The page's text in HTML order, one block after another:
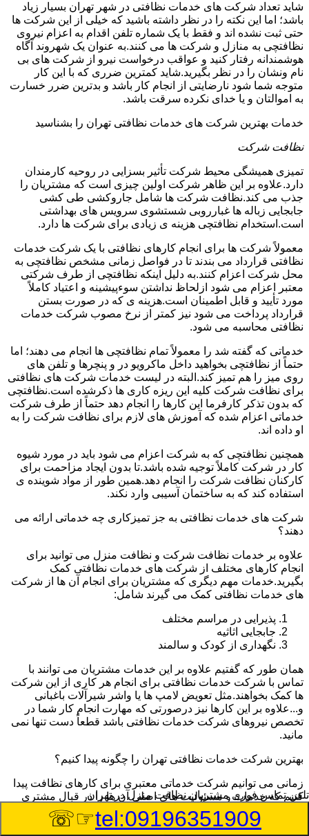
شاید تعداد شرکت های خدمات نظافتی در شهر تهران بسیار زیاد
باشد؛ اما این نکته را در نظر داشته باشید که خیلی از این شرکت ها
حتی ثبت نشده اند و فقط با یک شماره تلفن اقدام به اعزام نیروی
نظافتچی به منازل و شرکت ها می کنند.به عنوان یک شهروند آگاه
هوشمندانه رفتار کنید و عواقب درخواست نیرو از شرکت های بی
نام ونشان را در نظر بگیرید.شاید کمترین ضرری که با این کار
متوجه شما شود نارضایتی از انجام کار باشد و بدترین ضرر خسارت
به اموالتان و یا خدای نکرده سرقت باشد.
خدمات بهترین شرکت های خدمات نظافتی تهران را بشناسید
نظافت شرکت
تمیزی همیشگی محیط شرکت تأثیر بسزایی در روحیه کارمندان
دارد.علاوه بر این ظاهر شرکت اولین چیزی است که مشتریان را
جذب می کند.نظافت شرکت ها شامل جاروکشی طی کشی
جابجایی زباله ها غبارروبی شستشوی سرویس های بهداشتی
است.استخدام نظافتچی هزینه ی زیادی برای شرکت ها دارد.
معمولاً شرکت ها برای انجام کارهای نظافتی با یک شرکت خدمات
نظافتی قرارداد می بندند تا در فواصل زمانی مشخص نظافتچی به
محل شرکت اعزام کنند.به دلیل اینکه نظافتچی از طرف شرکتی
معتبر اعزام می شود ازلحاظ نداشتن سوءپیشینه و اعتیاد کاملاً
مورد تأیید و قابل اطمینان است.هزینه ی که در صورت بستن
قرارداد پرداخت می شود نیز کمتر از نرخ مصوب شرکت خدمات
نظافتی محاسبه می شود.
خدماتی که گفته شد را معمولاً تمام نظافتچی ها انجام می دهند؛ اما
حتماً از نظافتچی بخواهید داخل ماکرویو در و پنچرها و تلفن های
روی میز را هم تمیز کند.البته در لیست خدمات شرکت های نظافتی
برای نظافت شرکت کلیه این ریزه کاری ها ذکرشده است.نظافتچی
که بدون تذکر کارفرما این کارها را انجام دهد حتماً از طرف شرکت
خدماتی اعزام شده که آموزش های لازم برای نظافت شرکت را به
او داده اند.
همچنین نظافتچی که به شرکت اعزام می شود باید در مورد شیوه
کار در شرکت کاملاً توجیه شده باشد.تا بدون ایجاد مزاحمت برای
کارکنان نظافت شرکت را انجام دهد.همین طور از مواد شوینده ی
استفاده کند که به ساختمان آسیبی وارد نکند.
شرکت های خدمات نظافتی به جز تمیزکاری چه خدماتی ارائه می
دهند؟
علاوه بر خدمات نظافت شرکت و نظافت منزل می توانید برای
انجام کارهای مختلف از شرکت های خدمات نظافتی کمک
بگیرید.خدمات مهم دیگری که مشتریان برای انجام آن ها از شرکت
های خدمات نظافتی کمک می گیرند شامل:
پذیرایی در مراسم مختلف
جابجایی اثاثیه
نگهداری از کودک و سالمند
همان طور که گفتیم علاوه بر این خدمات مشتریان می توانند با
تماس با شرکت خدمات نظافتی برای انجام هر کاری از این شرکت
ها کمک بخواهند.مثل تعویض لامپ ها یا واشر شیرآلات باغبانی
و...علاوه بر این کارها نیز درصورتی که مهارت انجام کار شما در
تخصص نیروهای شرکت خدمات نظافتی باشد قطعاً دست تنها نمی
مانید.
بهترین شرکت خدمات نظافتی تهران را چگونه پیدا کنیم؟
زمانی می توانیم شرکت خدماتی معتبری برای کارهای نظافت پیدا
کنیم که خدمات و مسئولیت های اصلی آن ها را در قبال مشتری
بشناسیم.خدمات شرکت های نظافتی که در طول این مقاله بیان
کردیم خدمات استانداردی است که این شرکت ها باید ارائه دهند.
تلفن تماس فوریمشتریان نظافت منزل در تهران
tel:09196351909
☞☏